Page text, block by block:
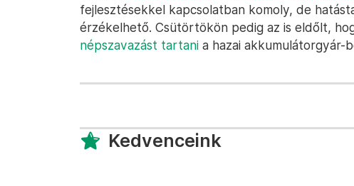
fejlesztésekkel kapcsolatban komoly, de
érzékelhető. Csütörtökön pedig az is eldőlt,
népszavazást tartani a hazai akkumulátorgyár-
Kedvenceink